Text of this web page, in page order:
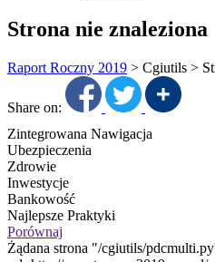
Strona nie znaleziona
Raport Roczny 2019 > Cgiutils >
Share on:
Zintegrowana Nawigacja
Ubezpieczenia
Zdrowie
Inwestycje
Bankowość
Najlepsze Praktyki
Porównaj
Żądana strona "/cgiutils/